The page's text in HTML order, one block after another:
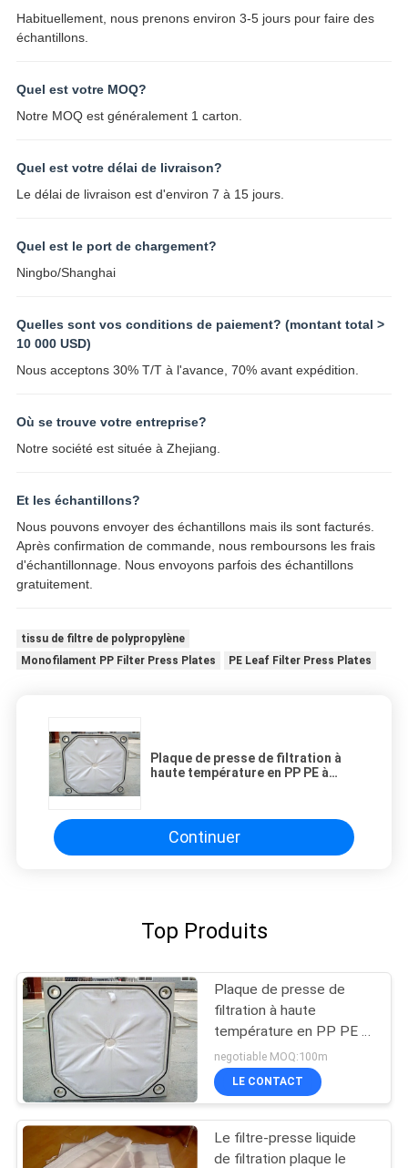
Habituellement, nous prenons environ 3-5 jours pour faire des
échantillons.
Quel est votre MOQ?
Notre MOQ est généralement 1 carton.
Quel est votre délai de livraison?
Le délai de livraison est d'environ 7 à 15 jours.
Quel est le port de chargement?
Ningbo/Shanghai
Quelles sont vos conditions de paiement? (montant total >
10 000 USD)
Nous acceptons 30% T/T à l'avance, 70% avant expédition.
Où se trouve votre entreprise?
Notre société est située à Zhejiang.
Et les échantillons?
Nous pouvons envoyer des échantillons mais ils sont facturés.
Après confirmation de commande, nous remboursons les frais
d'échantillonnage. Nous envoyons parfois des échantillons
gratuitement.
tissu de filtre de polypropylène
Monofilament PP Filter Press Plates
PE Leaf Filter Press Plates
Plaque de presse de filtration à
haute température en PP PE à
Continuer
Top Produits
Plaque de presse de
filtration à haute
température en PP PE à
taille personnalisée pour
la filtration des liquides
negotiable MOQ:100m
LE CONTACT
Le filtre-presse liquide
de filtration plaque le